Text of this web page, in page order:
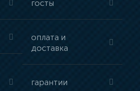
госты
оплата и
доставка
гарантии